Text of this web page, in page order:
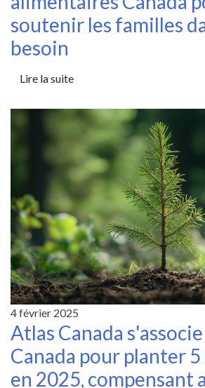
soutenir les familles
besoin
Lire la suite
4 février 2025
Atlas Canada
Canada pour planter
en 2025, compensant